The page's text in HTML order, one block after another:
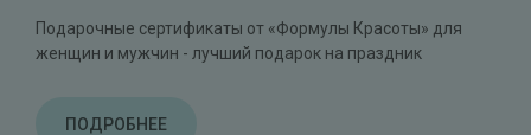
Подарочные сертификаты от «Формулы Красоты» для
женщин и мужчин - лучший подарок на праздник
ПОДРОБНЕЕ
ПОДРОБНЕЕ